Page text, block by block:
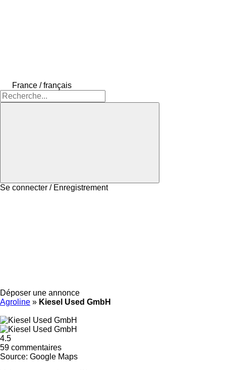
France / français
Se connecter / Enregistrement
Déposer une annonce
Agroline » Kiesel Used GmbH
4.5
59 commentaires
Source: Google Maps